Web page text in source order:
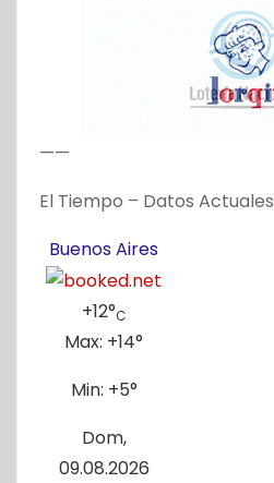
——
El Tiempo – Datos Actuales
Buenos Aires
+12°C
Max: +14°
Min: +5°
Dom,
09.08.2026